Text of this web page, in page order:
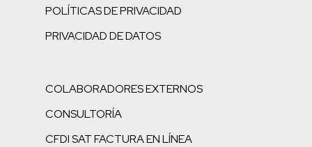
POLÍTICAS DE PRIVACIDAD
PRIVACIDAD DE DATOS
COLABORADORES EXTERNOS
CONSULTORÍA
CFDI SAT FACTURA EN LÍNEA